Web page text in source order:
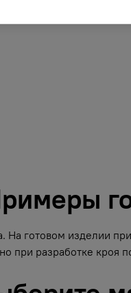
готовом изделии
при разработке кроя